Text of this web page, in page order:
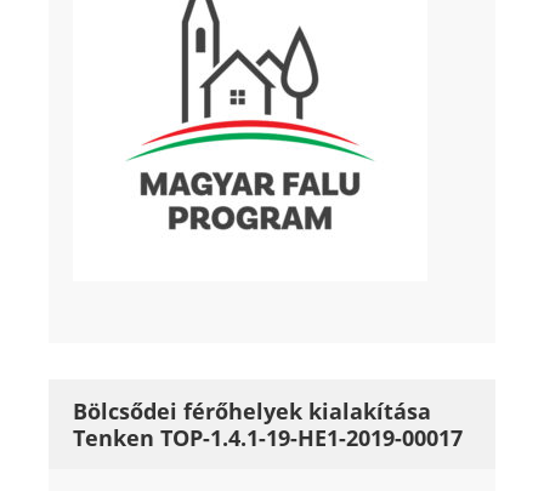
Bölcsődei férőhelyek kialakítása
Tenken TOP-1.4.1-19-HE1-2019-00017